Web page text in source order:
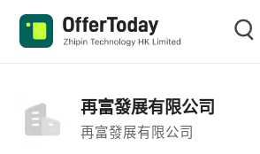
再富發展有限公司
再富發展有限公司